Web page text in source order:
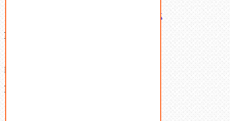
Латунный и бронзовый крепеж
Ваша корзина
В корзине нет товаров.
Поиск